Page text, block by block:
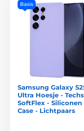
Basis
Samsung Galaxy
Ultra Hoesje -
SoftFlex - Siliconen
Case - Lichtpaars